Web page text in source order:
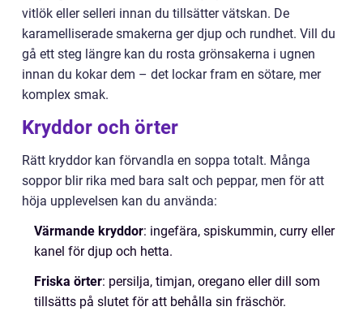
vitlök eller selleri innan du tillsätter vätskan. De
karamelliserade smakerna ger djup och rundhet. Vill du
gå ett steg längre kan du rosta grönsakerna i ugnen
innan du kokar dem – det lockar fram en sötare, mer
komplex smak.
Kryddor och örter
Rätt kryddor kan förvandla en soppa totalt. Många
soppor blir rika med bara salt och peppar, men för att
höja upplevelsen kan du använda:
Värmande kryddor: ingefära, spiskummin, curry eller
kanel för djup och hetta.
Friska örter: persilja, timjan, oregano eller dill som
tillsätts på slutet för att behålla sin fräschör.